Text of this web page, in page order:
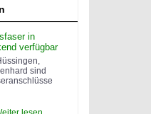
in
verfügbar
sind